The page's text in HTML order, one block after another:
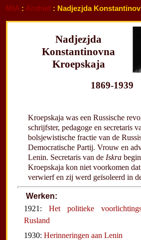
MIA : Archief : Nadjezjda
Nadjezjda
Konstantinovna
Kroepskaja
1869-1939
Kroepskaja was een Russische
schrijfster, pedagoge en secretaris
bolsjewistische fractie van de
Democratische Partij. Vrouw en
Lenin. Secretaris van de Iskra
Kroepskaja kon niet voorkomen
verwierf en zij werd geïsoleerd in
Werken:
1921: Het politieke
Rusland
1930: Herinneringen aan Lenin